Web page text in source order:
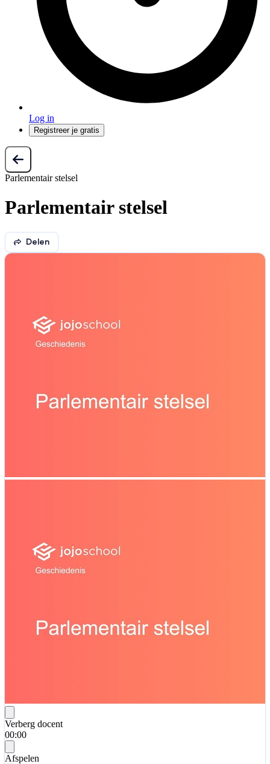
Log in
Registreer je gratis
Parlementair stelsel
Parlementair stelsel
Delen
Verberg docent
00:00
Afspelen